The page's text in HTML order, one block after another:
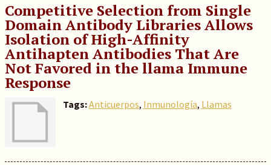
Competitive Selection from Single
Domain Antibody Libraries Allows
Isolation of High-Affinity
Antihapten Antibodies That Are
Not Favored in the llama Immune
Response
Tags:Anticuerpos, Inmunología, Llamas